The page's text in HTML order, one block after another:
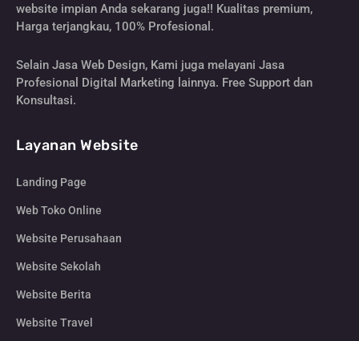
website impian Anda sekarang juga!! Kualitas premium,
Harga terjangkau, 100% Profesional.
Selain Jasa Web Design, Kami juga melayani Jasa
Profesional Digital Marketing lainnya. Free Support dan
Konsultasi.
Layanan Website
Landing Page
Web Toko Online
Website Perusahaan
Website Sekolah
Website Berita
Website Travel